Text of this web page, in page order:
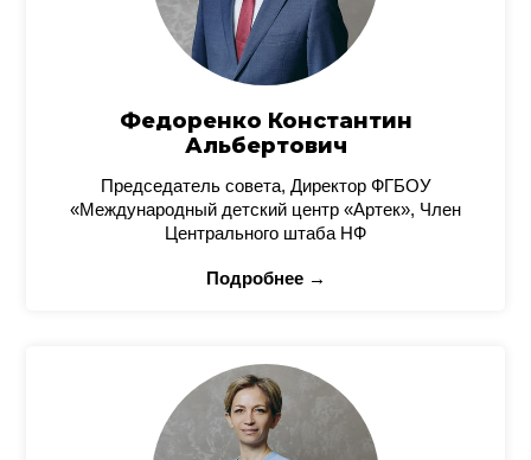
Федоренко Константин
Альбертович
Председатель совета, Директор ФГБОУ
«Международный детский центр «Артек», Член
Центрального штаба НФ
Подробнее →